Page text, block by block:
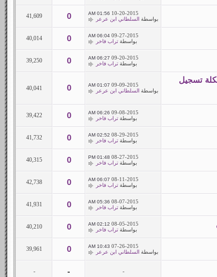
10-20-2015
01:56 AM
بواسطة السلطاني ابن عرعر 0
41,609
09-27-2015
06:04 AM
بواسطة تراب فاخر 0
40,014
09-20-2015
06:27 AM
بواسطة تراب فاخر 0
39,250
تسجيل 09-09-2015
01:07 AM
بواسطة السلطاني ابن عرعر 0
40,041
09-08-2015
06:26 AM
بواسطة تراب فاخر 0
39,422
08-29-2015
02:52 AM
بواسطة تراب فاخر 0
41,732
08-27-2015
01:48 PM
بواسطة تراب فاخر 0
40,315
08-11-2015
06:07 AM
بواسطة تراب فاخر 0
42,738
08-07-2015
05:36 AM
بواسطة تراب فاخر 0
41,931
08-05-2015
02:12 AM
بواسطة تراب فاخر 0
40,210
07-26-2015
10:43 AM
بواسطة السلطاني ابن عرعر 0
39,961
-
-
-